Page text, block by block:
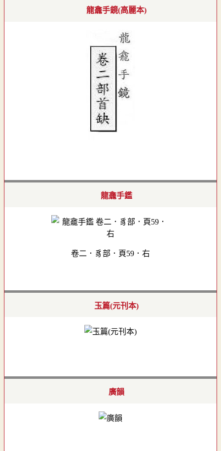
龍龕手鏡(高麗本)
龍龕手鑑
卷二．豸部．頁59．右
玉篇(元刊本)
廣韻